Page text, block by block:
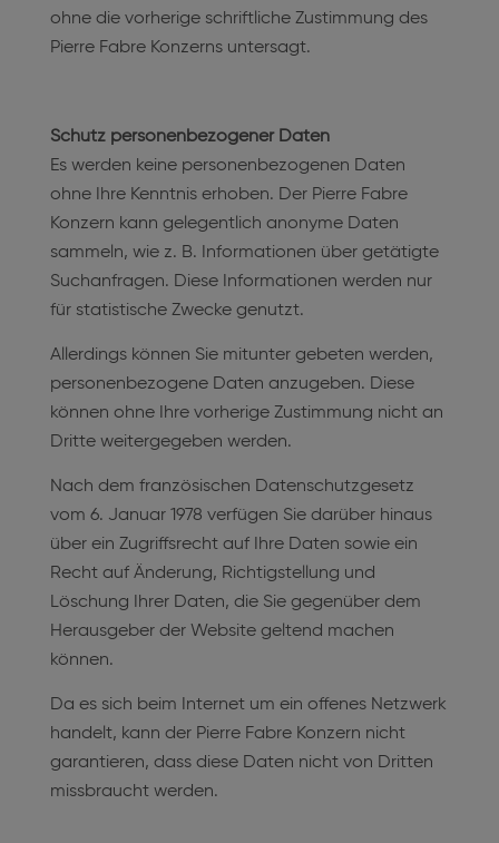
ohne die vorherige schriftliche Zustimmung des
Pierre Fabre Konzerns untersagt.
Schutz personenbezogener Daten
Es werden keine personenbezogenen Daten
ohne Ihre Kenntnis erhoben. Der Pierre Fabre
Konzern kann gelegentlich anonyme Daten
sammeln, wie z. B. Informationen über getätigte
Suchanfragen. Diese Informationen werden nur
für statistische Zwecke genutzt.
Allerdings können Sie mitunter gebeten werden,
personenbezogene Daten anzugeben. Diese
können ohne Ihre vorherige Zustimmung nicht an
Dritte weitergegeben werden.
Nach dem französischen Datenschutzgesetz
vom 6. Januar 1978 verfügen Sie darüber hinaus
über ein Zugriffsrecht auf Ihre Daten sowie ein
Recht auf Änderung, Richtigstellung und
Löschung Ihrer Daten, die Sie gegenüber dem
Herausgeber der Website geltend machen
können.
Da es sich beim Internet um ein offenes Netzwerk
handelt, kann der Pierre Fabre Konzern nicht
garantieren, dass diese Daten nicht von Dritten
missbraucht werden.